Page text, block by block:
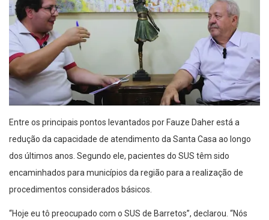
Entre os principais pontos levantados por Fauze Daher está a
redução da capacidade de atendimento da Santa Casa ao longo
dos últimos anos. Segundo ele, pacientes do SUS têm sido
encaminhados para municípios da região para a realização de
procedimentos considerados básicos.
“Hoje eu tô preocupado com o SUS de Barretos”, declarou. “Nós